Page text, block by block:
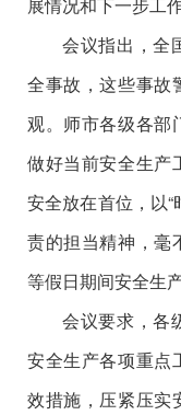
会议指出，全
全事故，这些事故
观。 师市各级各部
做好当前安全生产
安全放在首位，以
责的担当精神，毫
等假日期间安全生
会议要求，各
安全生产各项重点
效措施， 压紧压实